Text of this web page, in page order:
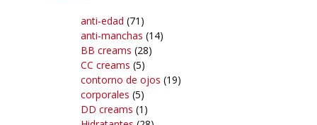
anti-edad (71)
anti-manchas (14)
BB creams (28)
CC creams (5)
contorno de ojos (19)
corporales (5)
DD creams (1)